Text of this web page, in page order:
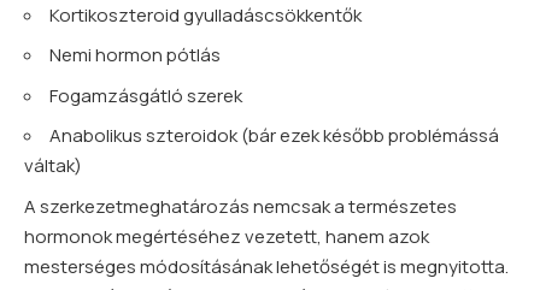
Kortikoszteroid gyulladáscsökkentők
Nemi hormon pótlás
Fogamzásgátló szerek
Anabolikus szteroidok (bár ezek később problémássá
váltak)
A szerkezetmeghatározás nemcsak a természetes
hormonok megértéséhez vezetett, hanem azok
mesterséges módosításának lehetőségét is megnyitotta.